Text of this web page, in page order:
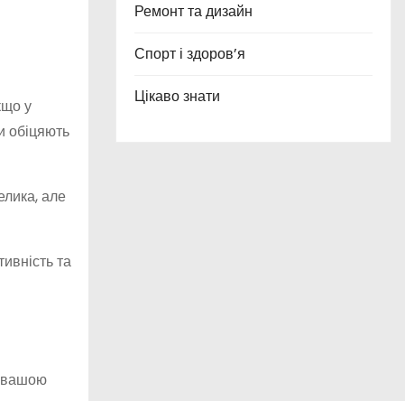
у
обіцяють
але
та
вашою
Ремонт та дизайн
Спорт і здоров’я
Цікаво знати